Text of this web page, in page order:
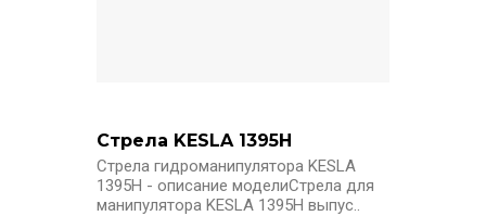
Стрела KESLA 1395H
Стрела гидроманипулятора KESLA
1395H - описание моделиСтрела для
манипулятора KESLA 1395H выпус..